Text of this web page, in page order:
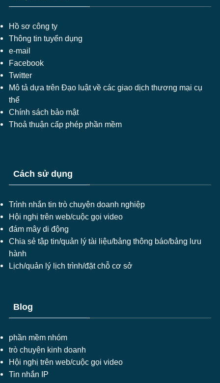
Hồ sơ công ty
Thông tin tuyển dụng
e-mail
Facebook
Twitter
Mô tả dựa trên Đạo luật về các giao dịch thương mại cụ
thể
Chính sách bảo mật
Thoả thuận cấp phép phần mềm
Cách sử dụng
Trình nhắn tin trò chuyện doanh nghiệp
Hội nghị trên web/cuộc gọi video
đám mây di động
Chia sẻ tập tin/quản lý tài liệu/bảng thông báo/bảng lưu
hành
Lịch/quản lý lịch trình/đặt chỗ cơ sở
Blog
phần mềm nhóm
trò chuyện kinh doanh
Hội nghị trên web/cuộc gọi video
Tin nhắn IP